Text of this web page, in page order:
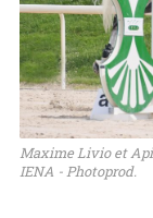
Maxime Livio et
IENA - Photoprod.